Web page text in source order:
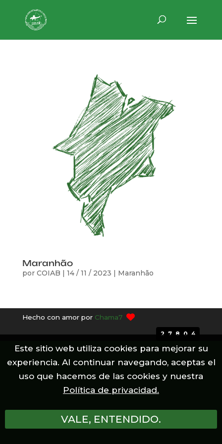
Maranhão
por COIAB 14 / 11 / 2023 Maranhão
Hecho con amor por Chama7
27804
Este sitio web utiliza cookies para mejorar su
experiencia. Al continuar navegando, aceptas el
uso que hacemos de las cookies y nuestra
Política de privacidad.
VALE, ENTENDIDO.